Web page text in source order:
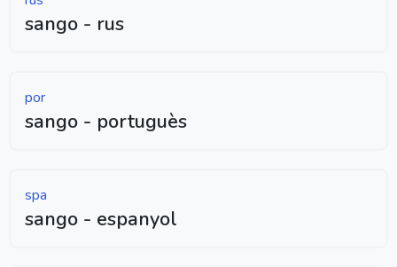
sango - rus
por
sango - portuguès
spa
sango - espanyol